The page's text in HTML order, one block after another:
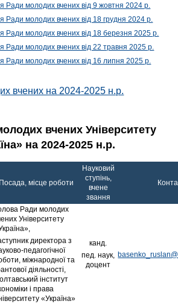
Ради молодих вчених від 9 жовтня 2024 р.
Ради молодих вчених від 18 грудня 2024 р.
Ради молодих вчених від 18 березня 2025 р.
Ради молодих вчених від 22 травня 2025 р.
Ради молодих вчених від 16 липня 2025 р.
вчених на 2024-2025 н.р.
вчених Університету
на 2024-2025 н.р.
Посада, місце роботи
Науковий
ступінь,
вчене
звання
Ради молодих
Університету
директора з
педагогічної
міжнародної та
діяльності,
інститут
і права
«Україна»
канд.
пед. наук,
доцент